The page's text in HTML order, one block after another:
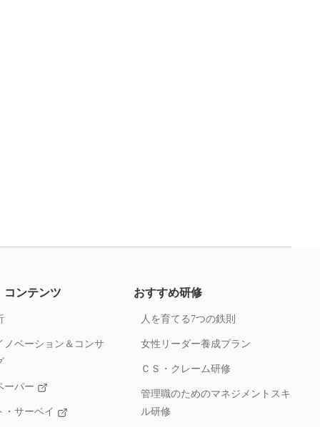
コンテンツ
ノベーション＆コンサ
ーパー
・サーベイ
おすすめ研修
人を育てる7つの鉄則
女性リーダー養成プラン
ＣＳ・クレーム研修
管理職のためのマネジメントスキ
ル研修